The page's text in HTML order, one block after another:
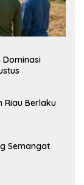
Dominasi
Riau Berlaku
Semangat